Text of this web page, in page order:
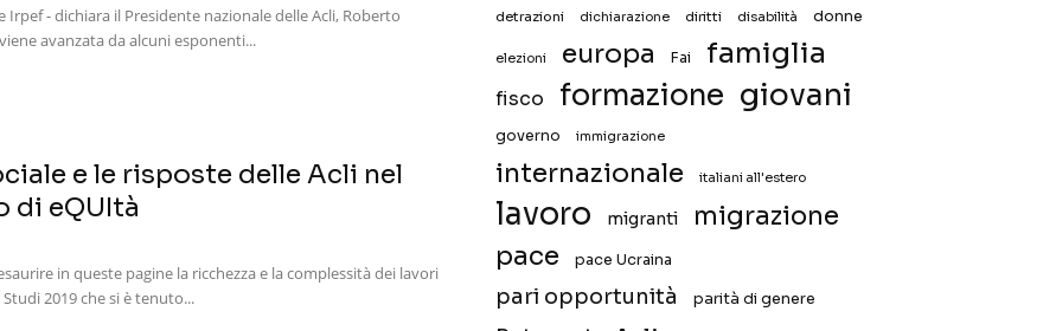
Irpef - dichiara il Presidente nazionale delle Acli, Roberto
avanzata da alcuni esponenti...
e le risposte delle Acli nel
di eQUItà
in queste pagine la ricchezza e la complessità dei lavori
2019 che si è tenuto...
detrazioni dichiarazione diritti disabilità donne
elezioni europa Fai famiglia
fisco formazione giovani
governo immigrazione
internazionale italiani all'estero
lavoro migranti
migrazione
pace
pace Ucraina
pari opportunità parità di genere